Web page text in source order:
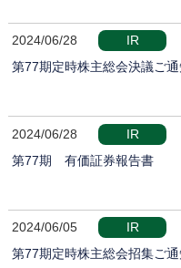
2024/06/28
IR
第77期定時株主総会決議ご通
2024/06/28
IR
第77期 有価証券報告書
2024/06/05
IR
第77期定時株主総会招集ご通